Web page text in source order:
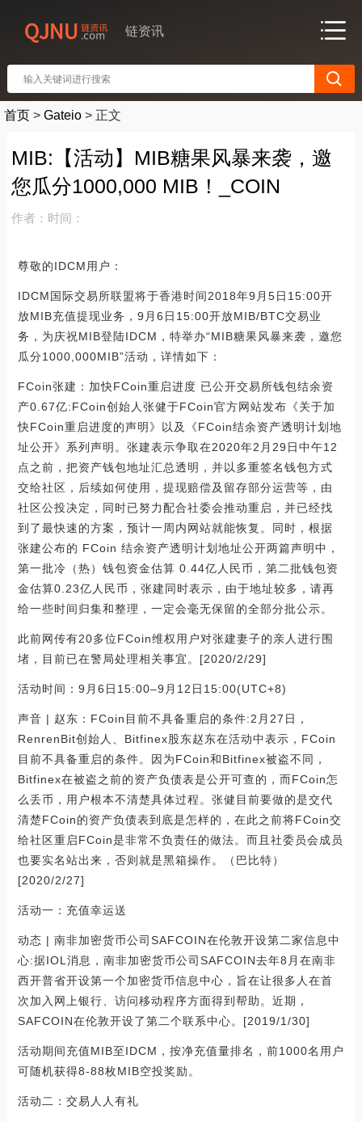
链资讯
首页 > Gateio > 正文
MIB:【活动】MIB糖果风暴来袭，邀
您瓜分1000,000 MIB！_COIN
作者： 时间：
尊敬的IDCM用户：
IDCM国际交易所联盟将于香港时间2018年9月5日15:00开
放MIB充值提现业务，9月6日15:00开放MIB/BTC交易业
务，为庆祝MIB登陆IDCM，特举办“MIB糖果风暴来袭，邀您
瓜分1000,000MIB”活动，详情如下：
FCoin张建：加快FCoin重启进度 已公开交易所钱包结余资
产0.67亿:FCoin创始人张健于FCoin官方网站发布《关于加
快FCoin重启进度的声明》以及《FCoin结余资产透明计划地
址公开》系列声明。张建表示争取在2020年2月29日中午12
点之前，把资产钱包地址汇总透明，并以多重签名钱包方式
交给社区，后续如何使用，提现赔偿及留存部分运营等，由
社区公投决定，同时已努力配合社委会推动重启，并已经找
到了最快速的方案，预计一周内网站就能恢复。同时，根据
张建公布的 FCoin 结余资产透明计划地址公开两篇声明中，
第一批冷（热）钱包资金估算 0.44亿人民币，第二批钱包资
金估算0.23亿人民币，张建同时表示，由于地址较多，请再
给一些时间归集和整理，一定会毫无保留的全部分批公示。
此前网传有20多位FCoin维权用户对张建妻子的亲人进行围
堵，目前已在警局处理相关事宜。[2020/2/29]
活动时间：9月6日15:00–9月12日15:00(UTC+8)
声音 | 赵东：FCoin目前不具备重启的条件:2月27日，
RenrenBit创始人、Bitfinex股东赵东在活动中表示，FCoin
目前不具备重启的条件。因为FCoin和Bitfinex被盗不同，
Bitfinex在被盗之前的资产负债表是公开可查的，而FCoin怎
么丢币，用户根本不清楚具体过程。张健目前要做的是交代
清楚FCoin的资产负债表到底是怎样的，在此之前将FCoin交
给社区重启FCoin是非常不负责任的做法。而且社委员会成员
也要实名站出来，否则就是黑箱操作。（巴比特）
[2020/2/27]
活动一：充值幸运送
动态 | 南非加密货币公司SAFCOIN在伦敦开设第二家信息中
心:据IOL消息，南非加密货币公司SAFCOIN去年8月在南非
西开普省开设第一个加密货币信息中心，旨在让很多人在首
次加入网上银行、访问移动程序方面得到帮助。近期，
SAFCOIN在伦敦开设了第二个联系中心。[2019/1/30]
活动期间充值MIB至IDCM，按净充值量排名，前1000名用户
可随机获得8-88枚MIB空投奖励。
活动二：交易人人有礼